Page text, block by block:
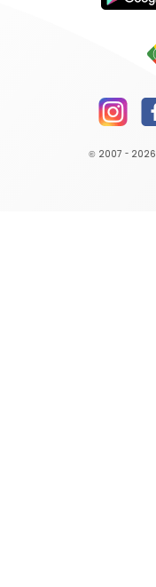
© 2007 - 2026